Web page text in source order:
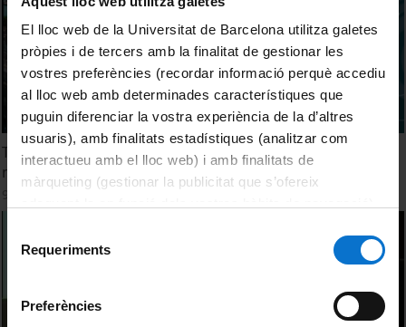
El lloc web de la Universitat de Barcelona utilitza galetes
pròpies i de tercers amb la finalitat de gestionar les
vostres preferències (recordar informació perquè accediu
al lloc web amb determinades característiques que
puguin diferenciar la vostra experiència de la d’altres
usuaris), amb finalitats estadístiques (analitzar com
interactueu amb el lloc web) i amb finalitats de
màrqueting (gestionar la publicitat que s’ofereix
consultar laPolítica de galetes del lloc web de la
Requeriments
Preferències
The 2024 Ocean Decade Conference. Ocean literacy and
marine science partnerships for global cooperation
9 Abril, 2024